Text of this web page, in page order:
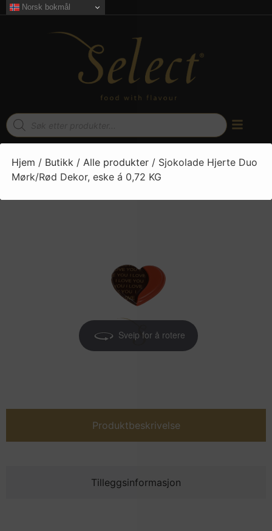
Norsk bokmål
Hjem / Butikk / Alle produkter/ Sjokolade Hjerte Duo
Mørk/Rød Dekor, eske á 0,72 KG
Sveip for å rotere
Produktbeskrivelse
Tilleggsinformasjon